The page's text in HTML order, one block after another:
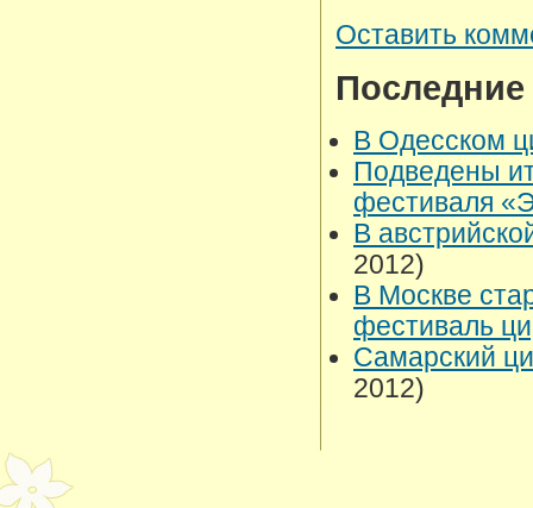
Оставить
В Одесском
Подведены
фестиваля
В
2012)
В Москве
фестиваль
Самарский
2012)